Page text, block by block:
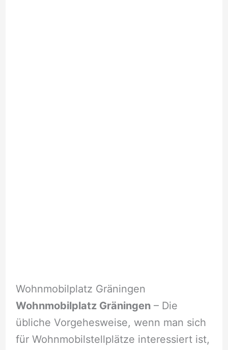
Wohnmobilplatz Gräningen
Wohnmobilplatz Gräningen– Die
übliche Vorgehesweise, wenn man sich
für Wohnmobilstellplätze interessiert ist,